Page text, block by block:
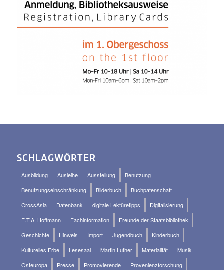
SCHLAGWÖRTER
Ausbildung Ausleihe Ausstellung
Benutzung
Benutzungseinschränkung
Bilderbuch
Buchpatenschaft
CrossAsia
Datenbank digitale Lektüretipps
Digitalisierung
E.T.A. Hoffmann
Fachinformation
Freunde der Staatsbibliothek
Geschichte
Hinweis Import Jugendbuch
Kinderbuch
Kulturelles Erbe
Lesesaal Martin Luther Materialität
Musik
Osteuropa
Presse Promovierende
Provenienzforschung